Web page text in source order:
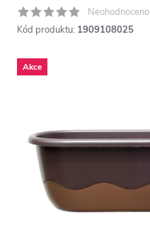
Neohodnoceno
Kód produktu: 1909108025
Akce